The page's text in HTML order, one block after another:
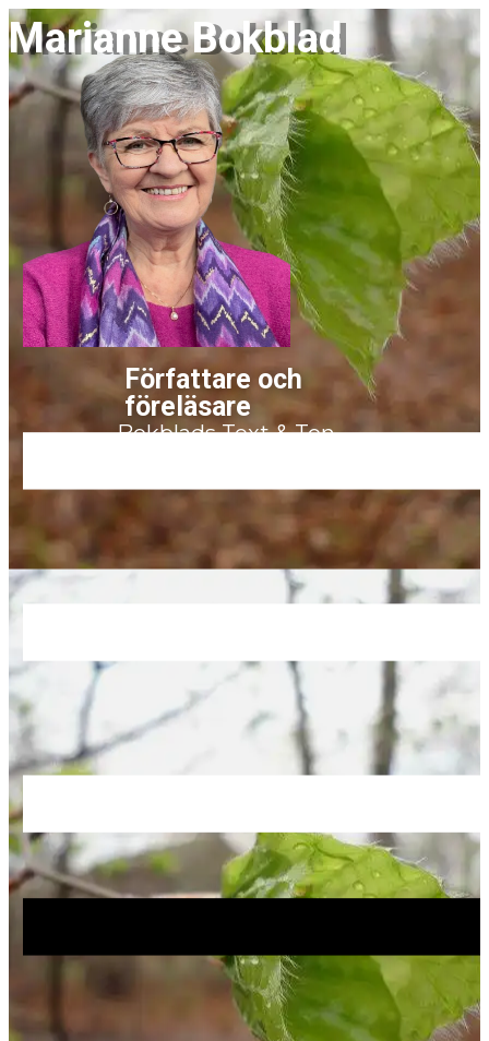
Marianne Bokblad
Författare och
fö​reläsare
Bokblads Text & Ton